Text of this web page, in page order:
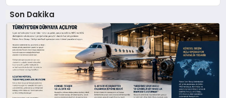
Son Dakika